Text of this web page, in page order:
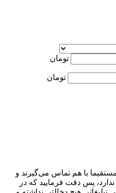
تومان
تومان
با هم تماس می‌گیرند و
پس دقت فرمایید که در